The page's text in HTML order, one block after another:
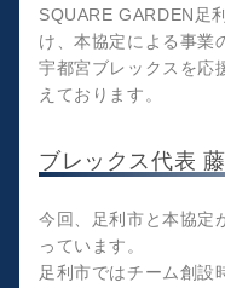
SQUARE GARDEN足
け、本協定による事業
宇都宮ブレックスを応
えております。
ブレックス代表
今回、足利市と本協定
っています。
足利市ではチーム創設